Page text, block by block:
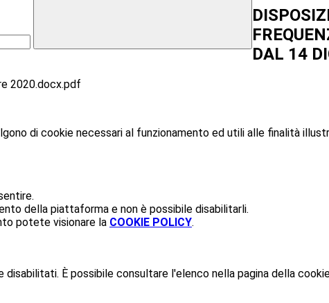
DAL 14
2020.docx.pdf
di cookie necessari al funzionamento ed utili alle finalità
della piattaforma e non è possibile disabilitarli.
potete visionare la COOKIE POLICY.
È possibile consultare l'elenco nella pagina della